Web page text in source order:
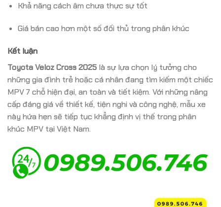
Khả năng cách âm chưa thực sự tốt
Giá bán cao hơn một số đối thủ trong phân khúc
Kết luận
Toyota Veloz Cross 2025 là sự lựa chọn lý tưởng cho
những gia đình trẻ hoặc cá nhân đang tìm kiếm một chiếc
MPV 7 chỗ hiện đại, an toàn và tiết kiệm. Với những nâng
cấp đáng giá về thiết kế, tiện nghi và công nghệ, mẫu xe
này hứa hẹn sẽ tiếp tục khẳng định vị thế trong phân
khúc MPV tại Việt Nam.